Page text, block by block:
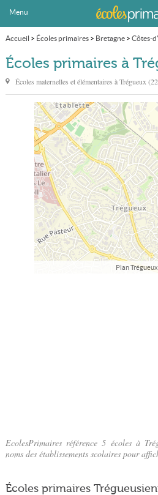
Menu
Accueil > Écoles primaires> Bretagne> Côtes-
Écoles primaires à
Écoles maternelles et élémentaires àTrégueux
Plan Trégueux
EcolesPrimaires référence 5 écoles à
noms des établissements scolaires pour
Écoles primaires